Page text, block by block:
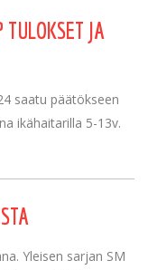
TULOKSET JA
saatu päätökseen
ikähaitarilla 5-13v.
Yleisen sarjan SM